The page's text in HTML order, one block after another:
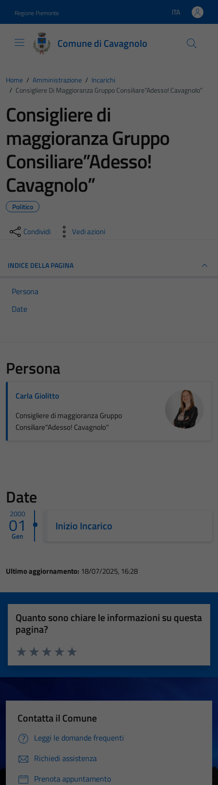
Regione Piemonte Lingua attiva:
ITA
Comune di Cavagnolo
Home / Amministrazione / Incarichi
/ Consigliere Di Maggioranza Gruppo Consiliare”Adesso! Cavagnolo”
Consigliere di
maggioranza Gruppo
Consiliare”Adesso!
Cavagnolo”
Politico
Condividi Vedi azioni
INDICE DELLA PAGINA
Persona
Date
Persona
Carla Giolitto
Consigliere di maggioranza Gruppo
Consiliare"Adesso! Cavagnolo"
Date
2000
01
Gen
Inizio Incarico
Ultimo aggiornamento: 18/07/2025, 16:28
Quanto sono chiare le informazioni su questa
pagina?
Valuta 5 stelle su 5
Valuta 4 stelle su 5
Valuta 3 stelle su 5
Valuta 2 stelle su 5
Valuta 1 stelle su 5
Contatta il Comune
Leggi le domande frequenti
Richiedi assistenza
Prenota appuntamento